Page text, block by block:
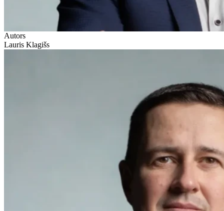
Autors
Lauris Klagišs